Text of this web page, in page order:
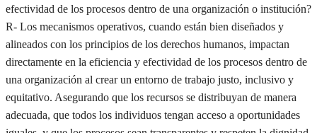
efectividad de los procesos dentro de una organización o institución?
R- Los mecanismos operativos, cuando están bien diseñados y
alineados con los principios de los derechos humanos, impactan
directamente en la eficiencia y efectividad de los procesos dentro de
una organización al crear un entorno de trabajo justo, inclusivo y
equitativo. Asegurando que los recursos se distribuyan de manera
adecuada, que todos los individuos tengan acceso a oportunidades